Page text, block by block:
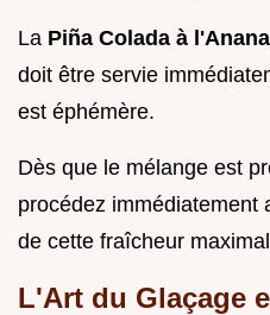
La Piña Colada à
doit être servie
est éphémère.
Dès que le mélange est
procédez immédiatement
de cette fraîcheur
L'Art du Glaçage